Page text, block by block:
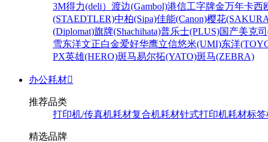
3M得力(deli） 渡边(Gambol)港信工字牌金万年卡西
(STAEDTLER)中柏(Sipa)佳能(Canon)樱花
(Diplomat)旗牌(Shachihata)普乐士(PLUS)国产美克
雪东洋文正白金爱好华鹰立信悠米(UMI)东洋
PX英雄(HERO)斑马易尔拓(YATO)斑马(ZEBRA)
办公耗材
推荐品类
打印机/传真机耗材复合机耗材针式打印机耗材标
精选品牌